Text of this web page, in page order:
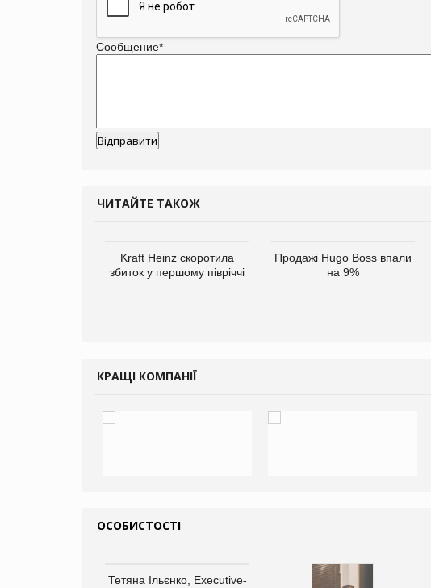
Сообщение*
ЧИТАЙТЕ ТАКОЖ
Kraft Heinz скоротила
збиток у першому півріччі
Продажі Hugo Boss впали
на 9%
КРАЩІ КОМПАНІЇ
ОСОБИСТОСТІ
Тетяна Ільєнко, Executive-